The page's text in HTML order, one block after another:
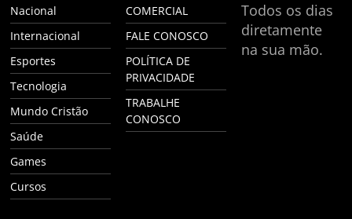
Nacional
Internacional
Esportes
Tecnologia
Mundo Cristão
Saúde
Games
Cursos
COMERCIAL
FALE CONOSCO
POLÍTICA DE
PRIVACIDADE
TRABALHE
CONOSCO
Todos os dias
diretamente
na sua mão.